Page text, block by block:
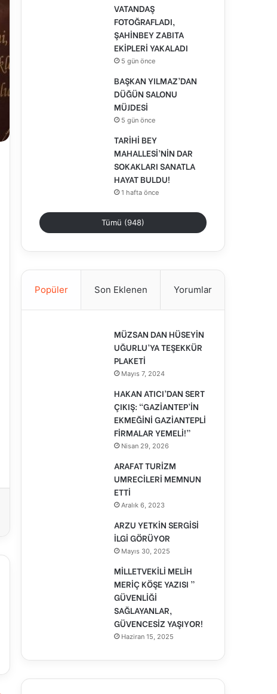
VATANDAŞ
FOTOĞRAFLADI,
ŞAHİNBEY ZABITA
EKİPLERİ YAKALADI
5 gün önce
BAŞKAN YILMAZ’DAN
DÜĞÜN SALONU
MÜJDESİ
5 gün önce
TARİHİ BEY
MAHALLESİ’NİN DAR
SOKAKLARI SANATLA
HAYAT BULDU!
1 hafta önce
Tümü (948)
Popüler Son Eklenen Yorumlar
MÜZSAN DAN HÜSEYİN
UĞURLU’YA TEŞEKKÜR
PLAKETİ
Mayıs 7, 2024
HAKAN ATICI’DAN SERT
ÇIKIŞ: “GAZİANTEP’İN
EKMEĞİNİ GAZİANTEPLİ
FİRMALAR YEMELİ!”
Nisan 29, 2026
ARAFAT TURİZM
UMRECİLERİ MEMNUN
ETTİ
Aralık 6, 2023
ARZU YETKİN SERGİSİ
İLGİ GÖRÜYOR
Mayıs 30, 2025
MİLLETVEKİLİ MELİH
MERİÇ KÖŞE YAZISI ”
GÜVENLİĞİ
SAĞLAYANLAR,
GÜVENCESİZ YAŞIYOR!
Haziran 15, 2025